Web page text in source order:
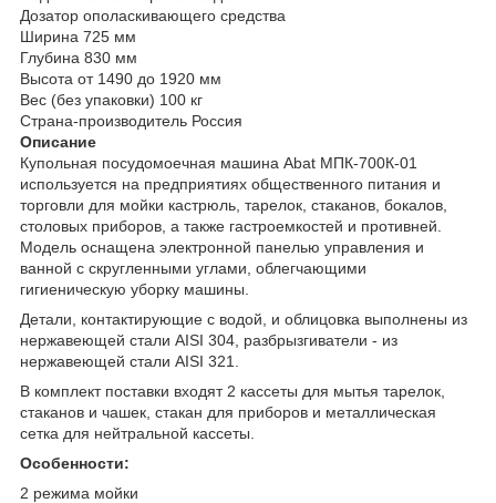
Дозатор ополаскивающего средства
Ширина 725 мм
Глубина 830 мм
Высота от 1490 до 1920 мм
Вес (без упаковки) 100 кг
Страна-производитель Россия
Описание
Купольная посудомоечная машина Abat МПК-700К-01
используется на предприятиях общественного питания и
торговли для мойки кастрюль, тарелок, стаканов, бокалов,
столовых приборов, а также гастроемкостей и противней.
Модель оснащена электронной панелью управления и
ванной с скругленными углами, облегчающими
гигиеническую уборку машины.
Детали, контактирующие с водой, и облицовка выполнены из
нержавеющей стали AISI 304, разбрызгиватели - из
нержавеющей стали AISI 321.
В комплект поставки входят 2 кассеты для мытья тарелок,
стаканов и чашек, стакан для приборов и металлическая
сетка для нейтральной кассеты.
Особенности:
2 режима мойки